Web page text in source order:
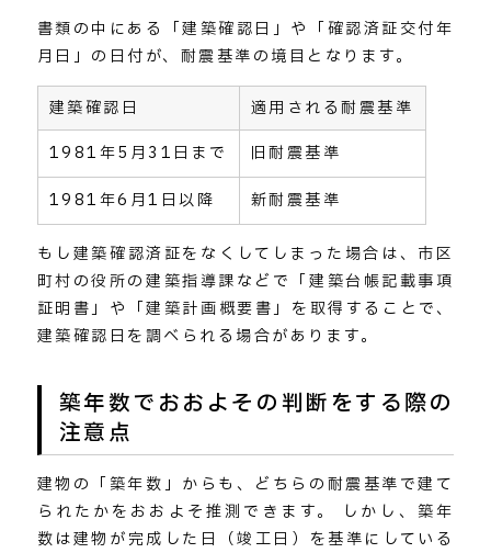
書類の中にある「建築確認日」や「確認済証交付年
月日」の日付が、耐震基準の境目となります。
建築確認日
適用される耐震基準
1981年5月31日まで
旧耐震基準
1981年6月1日以降 新耐震基準
もし建築確認済証をなくしてしまった場合は、市区
町村の役所の建築指導課などで「建築台帳記載事項
証明書」や「建築計画概要書」を取得することで、
建築確認日を調べられる場合があります。
築年数でおおよその判断をする際の
注意点
建物の「築年数」からも、どちらの耐震基準で建て
られたかをおおよそ推測できます。 しかし、築年
数は建物が完成した日（竣工日）を基準にしている